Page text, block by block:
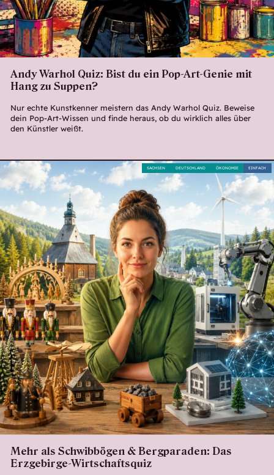
Andy Warhol Quiz: Bist du ein Pop-Art-Genie mit
Hang zu Suppen?
Nur echte Kunstkenner meistern das Andy Warhol Quiz. Beweise
dein Pop-Art-Wissen und finde heraus, ob du wirklich alles über
den Künstler weißt.
Mehr als Schwibbögen & Bergparaden: Das
Erzgebirge-Wirtschaftsquiz
EINFACH
ÖKONOMIE
DEUTSCHLAND
SACHSEN